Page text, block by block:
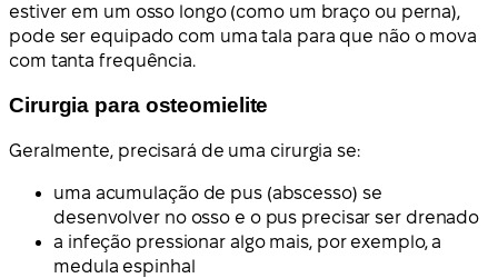
estiver em um osso longo (como um braço ou perna),
pode ser equipado com uma tala para que não o mova
com tanta frequência.
Cirurgia para osteomielite
Geralmente, precisará de uma cirurgia se:
uma acumulação de pus (abscesso) se
desenvolver no osso e o pus precisar ser drenado
a infeção pressionar algo mais, por exemplo, a
medula espinhal